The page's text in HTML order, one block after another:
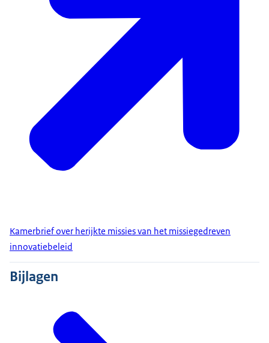
Kamerbrief over herijkte missies van het missiegedreven
innovatiebeleid
Bijlagen